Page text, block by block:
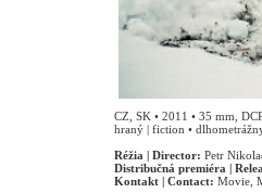
CZ, SK • 2011 • 35 mm,
hraný | fiction •
Réžia | Director: Petr
Distribučná premiéra |
Kontakt | Contact: Movie,